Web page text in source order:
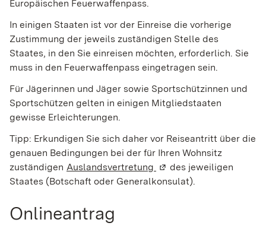
Europäischen Feuerwaffenpass.
In einigen Staaten ist vor der Einreise die vorherige
Zustimmung der jeweils zuständigen Stelle des
Staates, in den Sie einreisen möchten, erforderlich. Sie
muss in den Feuerwaffenpass eingetragen sein.
Für Jägerinnen und Jäger sowie Sportschützinnen und
Sportschützen gelten in einigen Mitgliedstaaten
gewisse Erleichterungen.
Tipp: Erkundigen Sie sich daher vor Reiseantritt über die
genauen Bedingungen bei der für Ihren Wohnsitz
zuständigen Auslandsvertretung (Wird in einem neuen
des jeweiligen
Staates (Botschaft oder Generalkonsulat).
Onlineantrag